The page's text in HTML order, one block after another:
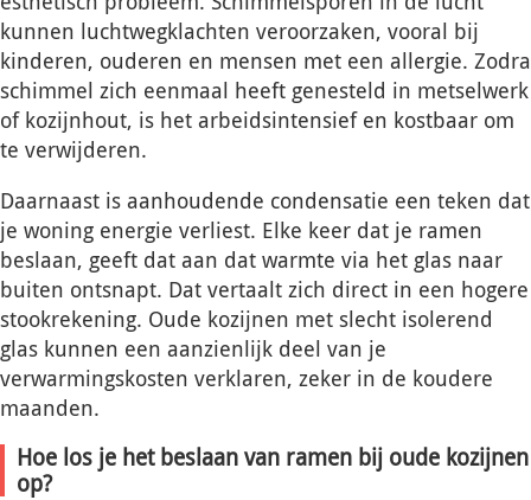
kunnen luchtwegklachten veroorzaken, vooral bij
kinderen, ouderen en mensen met een allergie. Zodra
schimmel zich eenmaal heeft genesteld in metselwerk
of kozijnhout, is het arbeidsintensief en kostbaar om
te verwijderen.
Daarnaast is aanhoudende condensatie een teken dat
je woning energie verliest. Elke keer dat je ramen
beslaan, geeft dat aan dat warmte via het glas naar
buiten ontsnapt. Dat vertaalt zich direct in een hogere
stookrekening. Oude kozijnen met slecht isolerend
glas kunnen een aanzienlijk deel van je
verwarmingskosten verklaren, zeker in de koudere
maanden.
Hoe los je het beslaan van ramen bij oude kozijnen
op?